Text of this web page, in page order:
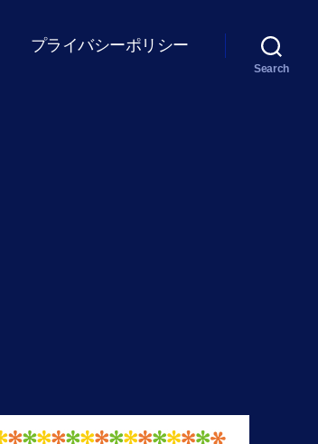
プライバシーポリシー
Search